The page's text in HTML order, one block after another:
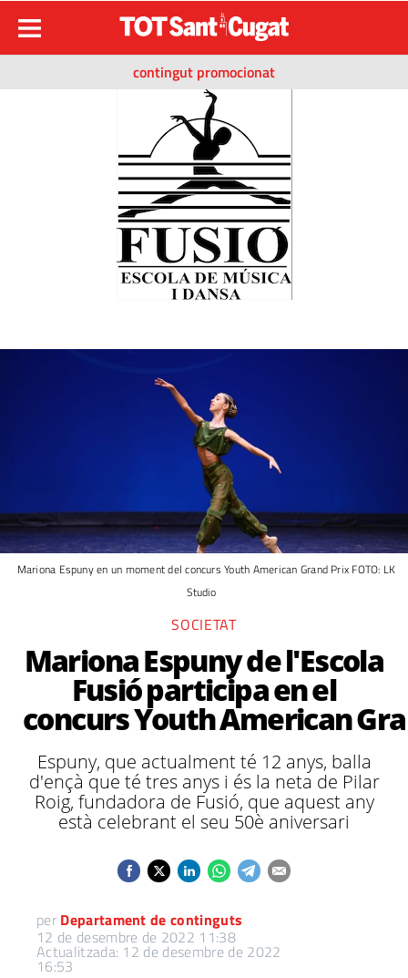
contingut promocionat
Mariona Espuny en un moment del concurs Youth American Grand Prix FOTO: LK
Studio
SOCIETAT
Mariona Espuny de l'Escola
Fusió participa en el
concurs Youth American
Espuny, que actualment té 12 anys, balla
d'ençà que té tres anys i és la neta de Pilar
Roig, fundadora de Fusió, que aquest any
està celebrant el seu 50è aniversari
per Departament de continguts
12 de desembre de 2022 11:38
Actualitzada: 12 de desembre de 2022
16:53